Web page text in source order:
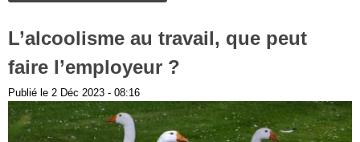
L’alcoolisme au travail, que peut
faire l’employeur ?
Publié le 2 Déc 2023 - 08:16